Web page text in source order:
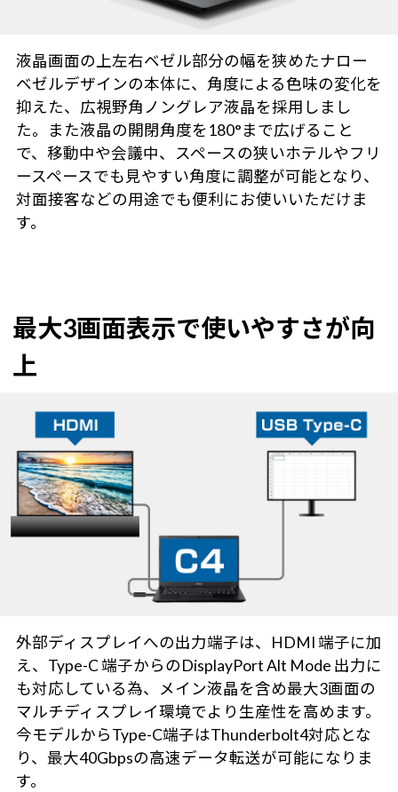
液晶画面の上左右ベゼル部分の幅を狭めたナロー
ベゼルデザインの本体に、角度による色味の変化を
抑えた、広視野角ノングレア液晶を採用しまし
た。また液晶の開閉角度を180°まで広げること
で、移動中や会議中、スペースの狭いホテルやフリ
ースペースでも見やすい角度に調整が可能となり、
対面接客などの用途でも便利にお使いいただけま
す。
最大3画面表示で使いやすさが向
上
外部ディスプレイへの出力端子は、HDMI 端子に加
え、Type-C 端子からのDisplayPort Alt Mode 出力に
も対応している為、メイン液晶を含め最大3画面の
マルチディスプレイ環境でより生産性を高めます。
今モデルからType-C端子はThunderbolt4対応とな
り、最大40Gbpsの高速データ転送が可能になりま
す。